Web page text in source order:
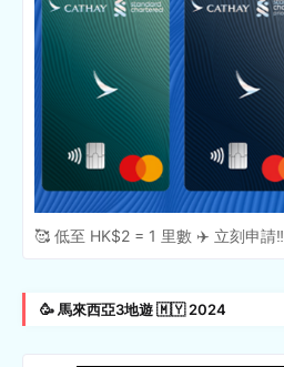
🥰 低至 HK$2 = 1 里數 ✈️ 立刻申請‼️
🥳 馬來西亞3地遊 🇲🇾 2024